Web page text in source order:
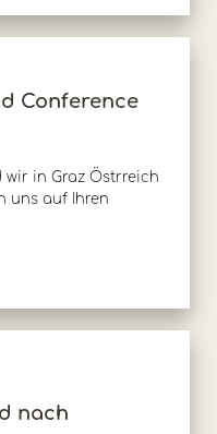
Conference
wir in Graz Östrreich
uns auf Ihren
nach